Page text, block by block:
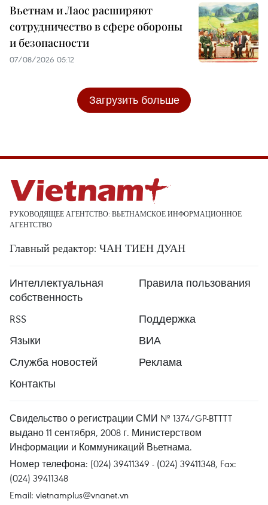
Вьетнам и Лаос расширяют
сотрудничество в сфере обороны
и безопасности
07/08/2026 05:12
Загрузить больше
РУКОВОДЯЩЕЕ АГЕНТСТВО: ВЬЕТНАМСКОЕ ИНФОРМАЦИОННОЕ
АГЕНТСТВО
Главный редактор: ЧАН ТИЕН ДУАН
Интеллектуальная
собственность
Правила пользования
RSS
Поддержка
Языки
ВИА
Служба новостей
Реклама
Контакты
Свидельство о регистрации СМИ № 1374/GP-BTTTT
выдано 11 сентября, 2008 г. Министерством
Информации и Коммуникаций Вьетнама.
Номер телефона: (024) 39411349 - (024) 39411348, Fax:
(024) 39411348
Email: vietnamplus@vnanet.vn